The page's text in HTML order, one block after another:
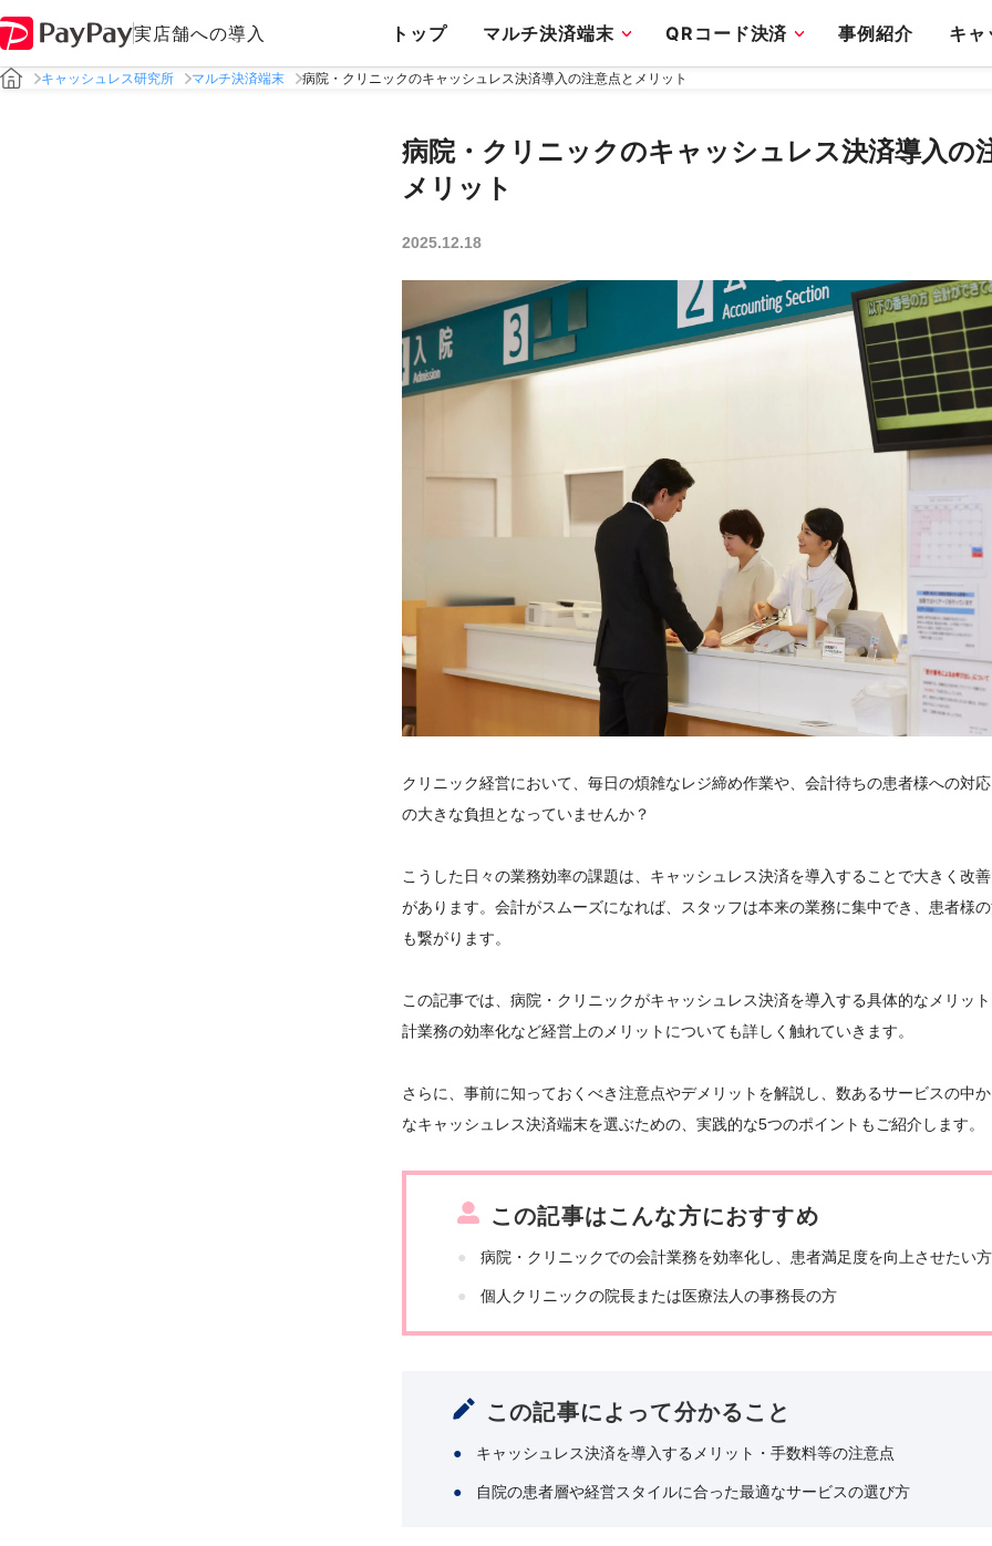
実店舗への導入 トップ マルチ決済端末 QRコード決済 事例紹介 キャ
キャッシュレス研究所 マルチ決済端末 病院・クリニックのキャッシュレス決済導入の注意点とメリット
病院・クリニックのキャッシュレス決済導入の
メリット
2025.12.18
クリニック経営において、毎日の煩雑なレジ締め作業や、会計待ちの患者様への対
の大きな負担となっていませんか？
こうした日々の業務効率の課題は、キャッシュレス決済を導入することで大きく改
があります。会計がスムーズになれば、スタッフは本来の業務に集中でき、患者様
も繋がります。
この記事では、病院・クリニックがキャッシュレス決済を導入する具体的なメリッ
計業務の効率化など経営上のメリットについても詳しく触れていきます。
さらに、事前に知っておくべき注意点やデメリットを解説し、数あるサービスの中
なキャッシュレス決済端末を選ぶための、実践的な5つのポイントもご紹介します。
この記事はこんな方におすすめ
病院・クリニックでの会計業務を効率化し、患者満足度を向上させたい方
個人クリニックの院長または医療法人の事務長の方
この記事によって分かること
キャッシュレス決済を導入するメリット・手数料等の注意点
自院の患者層や経営スタイルに合った最適なサービスの選び方